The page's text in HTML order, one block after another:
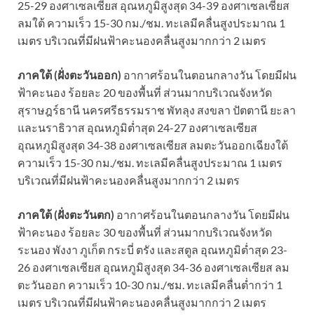
25-29 องศาเซลเซียส อุณหภูมิสูงสุด 34-39 องศาเซลเซียส
ลมใต้ ความเร็ว 15-30 กม./ชม. ทะเลมีคลื่นสูงประมาณ 1
เมตร บริเวณที่มีฝนฟ้าคะนองคลื่นสูงมากกว่า 2 เมตร
ภาคใต้ (ฝั่งตะวันออก) อากาศร้อนในตอนกลางวัน โดยมีฝน
ฟ้าคะนอง ร้อยละ 20 ของพื้นที่ ส่วนมากบริเวณจังหวัด
สุราษฎร์ธานี นครศรีธรรมราช พัทลุง สงขลา ปัตตานี ยะลา
และนราธิวาส อุณหภูมิต่ำสุด 24-27 องศาเซลเซียส
อุณหภูมิสูงสุด 34-38 องศาเซลเซียส ลมตะวันออกเฉียงใต้
ความเร็ว 15-30 กม./ชม. ทะเลมีคลื่นสูงประมาณ 1 เมตร
บริเวณที่มีฝนฟ้าคะนองคลื่นสูงมากกว่า 2 เมตร
ภาคใต้ (ฝั่งตะวันตก) อากาศร้อนในตอนกลางวัน โดยมีฝน
ฟ้าคะนอง ร้อยละ 30 ของพื้นที่ ส่วนมากบริเวณจังหวัด
ระนอง พังงา ภูเก็ต กระบี่ ตรัง และสตูล อุณหภูมิต่ำสุด 23-
26 องศาเซลเซียส อุณหภูมิสูงสุด 34-36 องศาเซลเซียส ลม
ตะวันออก ความเร็ว 10-30 กม./ชม. ทะเลมีคลื่นต่ำกว่า 1
เมตร บริเวณที่มีฝนฟ้าคะนองคลื่นสูงมากกว่า 2 เมตร